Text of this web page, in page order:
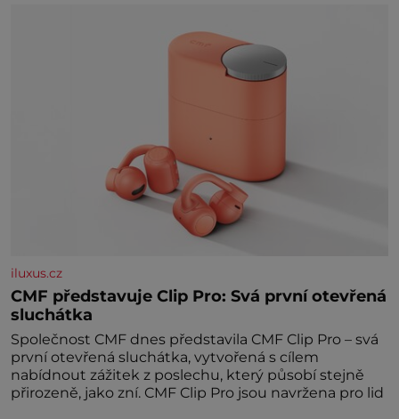
iluxus.cz
CMF představuje Clip Pro: Svá první otevřená
sluchátka
Společnost CMF dnes představila CMF Clip Pro – svá
první otevřená sluchátka, vytvořená s cílem
nabídnout zážitek z poslechu, který působí stejně
přirozeně, jako zní. CMF Clip Pro jsou navržena pro lid